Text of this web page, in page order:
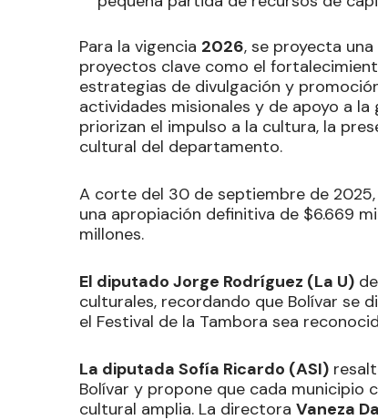
Para la vigencia 2026, se proyecta
proyectos clave como el
estrategias de divulgación y
actividades misionales y de apoyo a
priorizan el impulso a la cultura, la
cultural del departamento.
A corte del 30 de septiembre de
una apropiación definitiva de $6.669
millones.
El diputado Jorge Rodríguez (La U)
culturales, recordando que Bolívar se
el Festival de la Tambora sea
La diputada Sofía Ricardo (ASI)
Bolívar y propone que cada municipio
cultural amplia. La directora Vaneza